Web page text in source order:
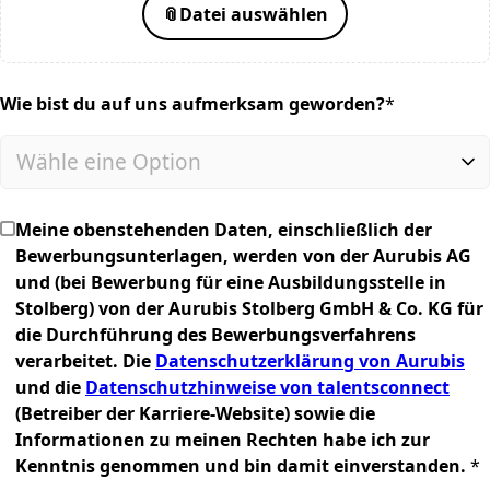
📎Datei auswählen
Wie bist du auf uns aufmerksam geworden?*
(required)
Meine obenstehenden Daten, einschließlich der
Bewerbungsunterlagen, werden von der Aurubis AG
und (bei Bewerbung für eine Ausbildungsstelle in
Stolberg) von der Aurubis Stolberg GmbH & Co. KG für
die Durchführung des Bewerbungsverfahrens
verarbeitet. Die Datenschutzerklärung von Aurubis
und die Datenschutzhinweise von talentsconnect
(Betreiber der Karriere-Website) sowie die
Informationen zu meinen Rechten habe ich zur
Kenntnis genommen und bin damit einverstanden. *